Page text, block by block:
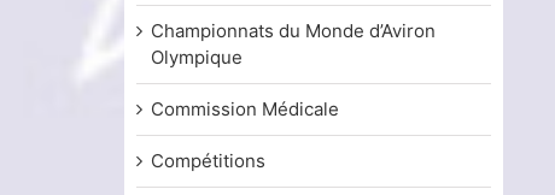
Championnats du Monde d’Aviron
Olympique
Commission Médicale
Compétitions